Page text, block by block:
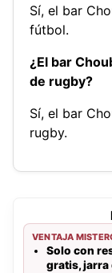
Sí, el bar
fútbol.
¿El bar
de rugby?
Sí, el bar
rugby.
VENTAJA
Solo con
gratis, jarra